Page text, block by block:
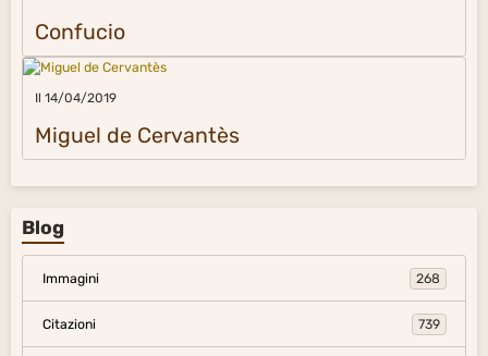
Confucio
Il 14/04/2019
Miguel de Cervantès
Blog
Immagini 268
Citazioni 739